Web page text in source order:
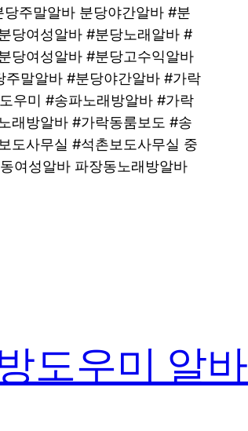
주말알바 분당야간알바 #분
당여성알바 #분당노래알바 #
당여성알바 #분당고수익알바
말알바 #분당야간알바 #가락
우미 #송파노래방알바 #가락
래방알바 #가락동룸보도 #송
도사무실 #석촌보도사무실 중
여성알바 파장동노래방알바
도우미 알바